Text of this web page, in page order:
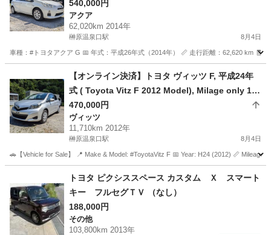
540,000円
アクア
62,020km 2014年
榊原温泉口駅 8月4日
車種：#トヨタアクア G 📅 年式：平成26年式（2014年） 📏 走行距離：62,620 km 🧾
榊原温泉口駅 アクア トヨタアクア
【オンライン決済】トヨタ ヴィッツ F, 平成24年
式 ( Toyota Vitz F 2012 Model), Milage only 11,
710 KM
470,000円
ヴィッツ
11,710km 2012年
榊原温泉口駅 8月4日
🚗【Vehicle for Sale】 📍 Make & Model: #ToyotaVitz F 📅 Year: H24 (2012) 📏 Mileage:
榊原温泉口駅 ヴィッツ Vitz
トヨタ ピクシススペース カスタム Ｘ スマート
キー フルセグＴＶ （なし）
188,000円
その他
103,800km 2013年